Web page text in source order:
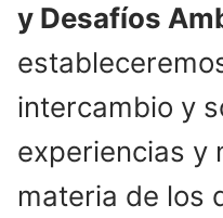
y Desafíos
intercambio y
experiencias y
materia de los